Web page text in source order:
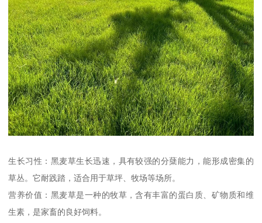
生长习性：黑麦草生长迅速，具有较强的分蘖能力，能形成密集的
草丛。它耐践踏，适合用于草坪、牧场等场所。
营养价值：黑麦草是一种的牧草，含有丰富的蛋白质、矿物质和维
生素，是家畜的良好饲料。